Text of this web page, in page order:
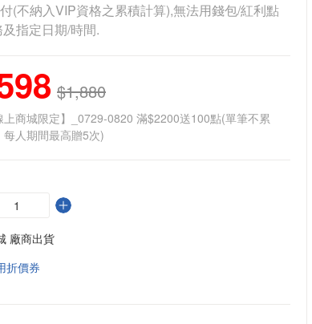
(不納入VIP資格之累積計算),無法用錢包/紅利點
指定日期/時間.
$1,880
上商城限定】_0729-0820 滿$2200送100點(單筆不累
每人期間最高贈5次)
廠商出貨
折價券